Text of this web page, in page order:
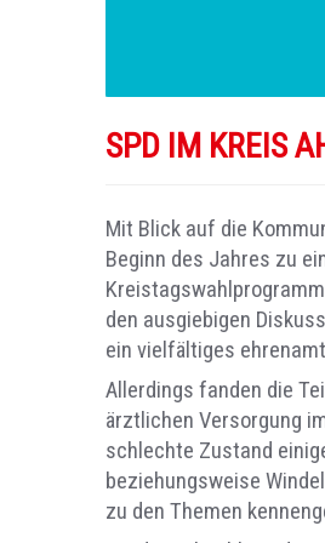
SPD IM KREIS
Mit Blick auf die
Beginn des Jahres zu
den ausgiebigen
ein vielfältiges
Allerdings fanden die
ärztlichen Versorgung
schlechte Zustand
beziehungsweise
zu den Themen